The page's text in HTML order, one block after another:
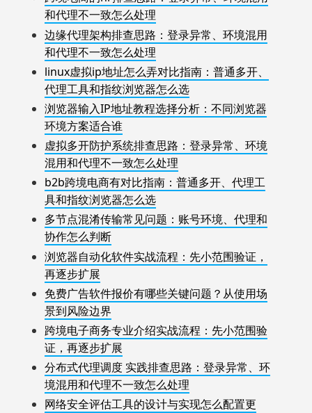
和代理不一致怎么处理
边缘代理架构排查思路：登录异常、环境混用
和代理不一致怎么处理
linux虚拟ip地址怎么弄对比指南：普通多开、
代理工具和指纹浏览器怎么选
浏览器输入IP地址教程选择分析：不同浏览器
环境方案适合谁
虚拟多开防护系统排查思路：登录异常、环境
混用和代理不一致怎么处理
b2b跨境电商有对比指南：普通多开、代理工
具和指纹浏览器怎么选
多节点混淆传输常见问题：账号环境、代理和
协作怎么判断
浏览器自动化软件实战流程：先小范围验证，
再逐步扩展
免费广告软件报价有哪些关键问题？从使用场
景到风险边界
跨境电子商务专业介绍实战流程：先小范围验
证，再逐步扩展
分布式代理调度 实践排查思路：登录异常、环
境混用和代理不一致怎么处理
网络安全评估工具的设计与实现怎么配置更